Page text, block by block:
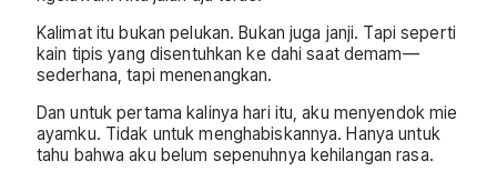
Kalimat itu bukan pelukan. Bukan juga janji. Tapi seperti
kain tipis yang disentuhkan ke dahi saat demam—
sederhana, tapi menenangkan.
Dan untuk pertama kalinya hari itu, aku menyendok mie
ayamku. Tidak untuk menghabiskannya. Hanya untuk
tahu bahwa aku belum sepenuhnya kehilangan rasa.